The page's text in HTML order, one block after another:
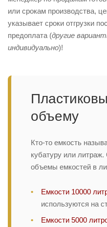
или срокам производства,
указывает сроки отгрузки
предоплата (другие
индивидуально)!
объему
Кто-то емкость
кубатуру или
объемы емкостей в
Емкости 10000
используются на
Емкости 5000